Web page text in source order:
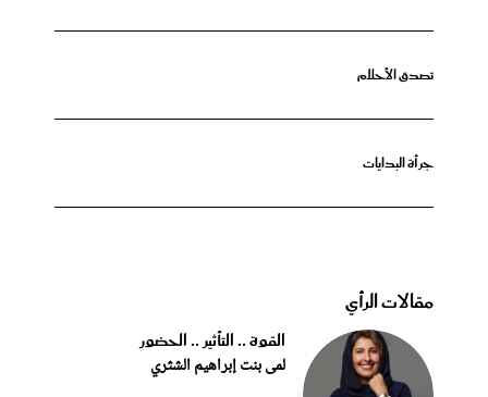
تصدق الأحلام
جرأة البدايات
مقالات الرأي
القوة .. التأثير .. الحضور
لمى بنت إبراهيم الشثري